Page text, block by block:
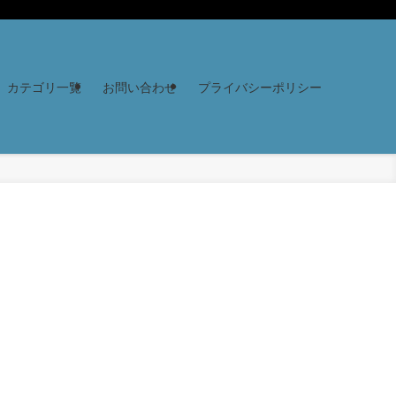
カテゴリ一覧 お問い合わせ プライバシーポリシー